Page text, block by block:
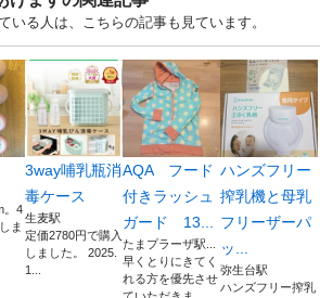
る人は、こちらの記事も見ています。
。4
ま
3way哺乳瓶消
毒ケース
生麦駅
定価2780円で購入
しました。 2025.
1...
AQA フード
付きラッシュ
ガード 13...
たまプラーザ駅...
早くとりにきてく
れる方を優先させ
ハンズフリー
搾乳機と母乳
フリーザーパ
ッ...
弥生台駅
ハンズフリー搾乳